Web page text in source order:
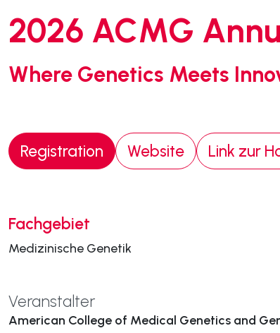
2026 ACMG
Where Genetics Meets
Registration Website Link zur
Fachgebiet
Medizinische Genetik
Veranstalter
American College of Medical Genetics and